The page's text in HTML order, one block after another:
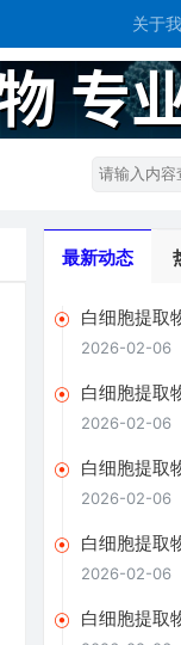
关于
最新动态
白细胞提取
2026-02-06
白细胞提取
2026-02-06
白细胞提取
2026-02-06
白细胞提取
2026-02-06
白细胞提取